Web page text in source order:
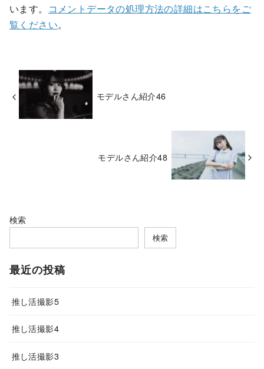
います。
コメントデータの処理方法の詳細はこちらをご
覧ください。
モデルさん紹介46
モデルさん紹介48
検索
検索
最近の投稿
推し活撮影5
推し活撮影4
推し活撮影3